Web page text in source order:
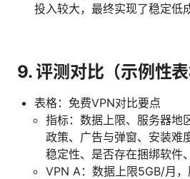
投入较大，最终实现了稳定低
9. 评测对比（示例性表
表格：免费VPN对比要点
指标：数据上限、服务器地
政策、广告与弹窗、安装难
稳定性、是否存在捆绑软件
VPN A：数据上限5GB/月，